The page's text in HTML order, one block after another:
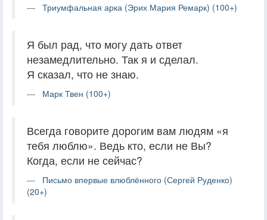
Триумфальная арка (Эрих Мария Ремарк) (100+)
Я был рад, что могу дать ответ
незамедлительно. Так я и сделал.
Я сказал, что не знаю.
Марк Твен (100+)
Всегда говорите дорогим вам людям «я
тебя люблю». Ведь кто, если не Вы?
Когда, если не сейчас?
Письмо впервые влюблённого (Сергей Руденко)
(20+)